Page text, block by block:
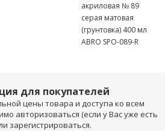
акриловая № 89
серая матовая
(грунтовка) 400 мл
ABRO SPO-089-R
для покупателей
цены товара и доступа ко всем
авторизоваться (если у Вас уже есть
зарегистрироваться.